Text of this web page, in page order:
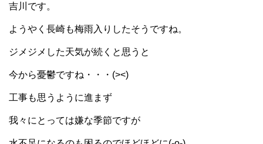
吉川です。
ようやく長崎も梅雨入りしたそうですね。
ジメジメした天気が続くと思うと
今から憂鬱ですね・・・(><)
工事も思うように進まず
我々にとっては嫌な季節ですが